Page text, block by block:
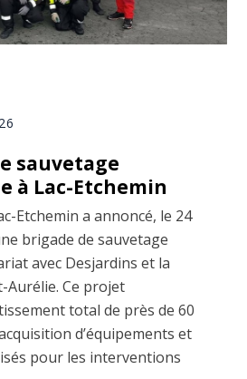
sauvetage
à Lac-Etchemin
Etchemin a annoncé, le 24
brigade de sauvetage
avec Desjardins et la
Aurélie. Ce projet
total de près de 60
d’équipements et
pour les interventions